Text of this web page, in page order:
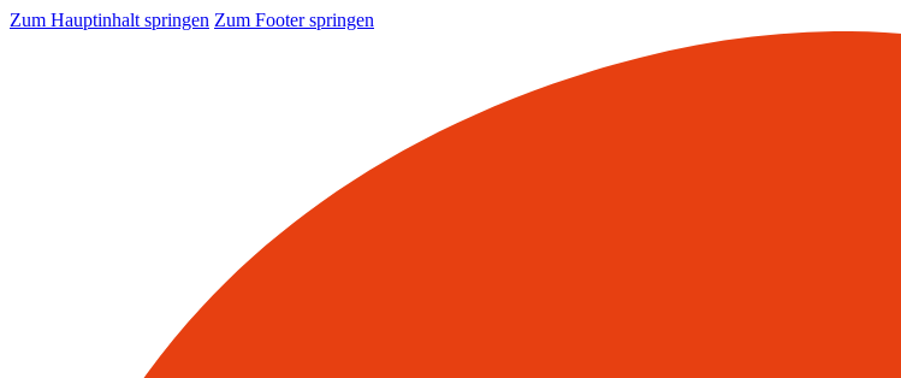
Zum Hauptinhalt springen Zum Footer springen